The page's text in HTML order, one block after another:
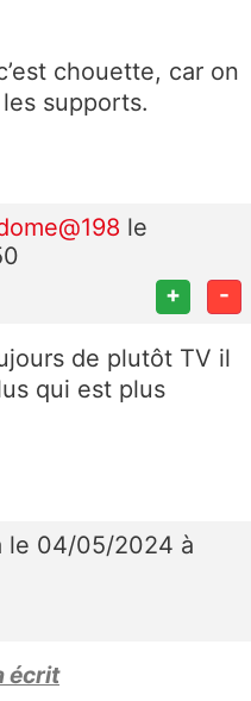
chouette, car on
supports.
le
+ -
de plutôt TV il
qui est plus
le 04/05/2024 à
écrit